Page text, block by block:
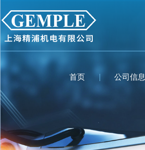
首页 公司信息